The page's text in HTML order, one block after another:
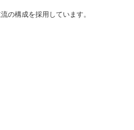
の構成を採用しています。